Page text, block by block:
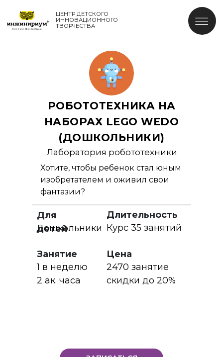
ИННОВАЦИОННОГО
ТВОРЧЕСТВА
РОБОТОТЕХНИКА НА
НАБОРАХ LEGO WEDO
(ДОШКОЛЬНИКИ)
Лаборатория робототехники
Хотите, чтобы ребенок стал юным
изобретателем и оживил свои
фантазии?
Для
детей
Дошкольники
Длительность
Курс 35 занятий
Занятие
1 в неделю
2 ак. часа
Цена
2470 занятие
скидки до 20%